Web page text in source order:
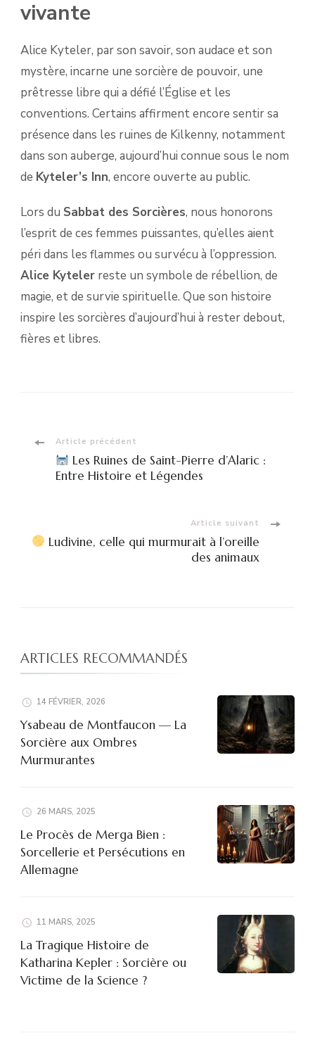
vivante
Alice Kyteler, par son savoir, son audace et son
mystère, incarne une sorcière de pouvoir, une
prêtresse libre qui a défié l’Église et les
conventions. Certains affirment encore sentir sa
présence dans les ruines de Kilkenny, notamment
dans son auberge, aujourd’hui connue sous le nom
de Kyteler’s Inn, encore ouverte au public.
Lors du Sabbat des Sorcières, nous honorons
l’esprit de ces femmes puissantes, qu’elles aient
péri dans les flammes ou survécu à l’oppression.
Alice Kyteler reste un symbole de rébellion, de
magie, et de survie spirituelle. Que son histoire
inspire les sorcières d’aujourd’hui à rester debout,
fières et libres.
Navigation
d'article
Article précédent
Les Ruines de Saint-Pierre d’Alaric :
Entre Histoire et Légendes
Article suivant
Ludivine, celle qui murmurait à l’oreille
des animaux
ARTICLES RECOMMANDÉS
14 FÉVRIER, 2026
Ysabeau de Montfaucon — La
Sorcière aux Ombres
Murmurantes
26 MARS, 2025
Le Procès de Merga Bien :
Sorcellerie et Persécutions en
Allemagne
11 MARS, 2025
La Tragique Histoire de
Katharina Kepler : Sorcière ou
Victime de la Science ?